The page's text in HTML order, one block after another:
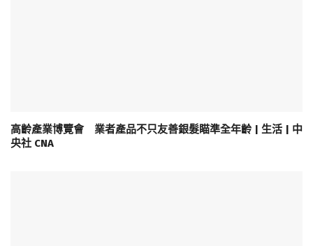
高齡產業博覽會 業者產品不只友善銀髮瞄準全年齡 | 生活 | 中
央社 CNA